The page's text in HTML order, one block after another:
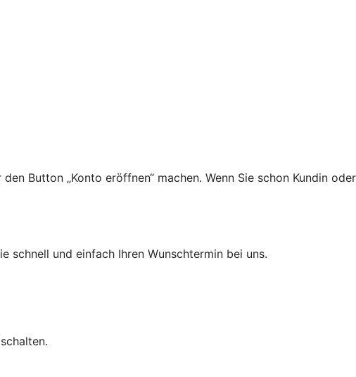
Button „Konto eröffnen“ machen. Wenn Sie schon Kundin oder
schnell und einfach Ihren Wunschtermin bei uns.